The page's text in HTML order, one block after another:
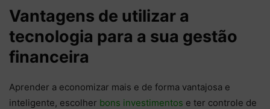
Vantagens de utilizar a
tecnologia para a sua gestão
financeira
Aprender a economizar mais e de forma vantajosa e
inteligente, escolher bons investimentos e ter controle de